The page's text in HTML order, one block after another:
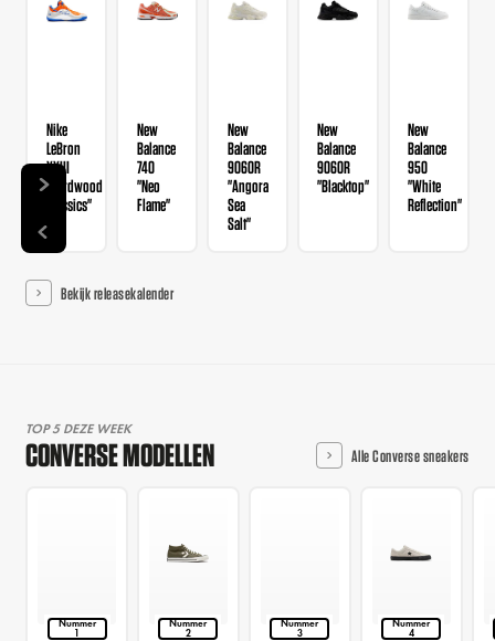
Nike
LeBron
XXIII
"Hardwood
Classics"
New
Balance
740
"Neo
Flame"
New
Balance
9060R
"Angora
Sea
Salt"
New
Balance
9060R
"Blacktop"
New
Balance
950
"White
Reflection"
Bekijk releasekalender
TOP 5 DEZE WEEK
CONVERSE MODELLEN Alle Converse sneakers
Nummer
1
Nummer
2
Nummer
3
Nummer
4